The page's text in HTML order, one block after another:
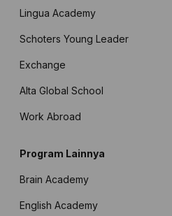
Lingua Academy
Schoters Young Leader
Exchange
Alta Global School
Work Abroad
Program Lainnya
Brain Academy
English Academy